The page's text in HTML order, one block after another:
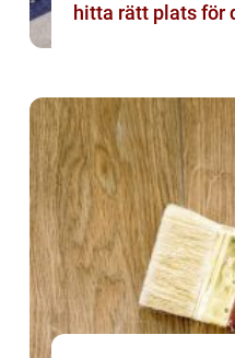
hitta rätt plats för